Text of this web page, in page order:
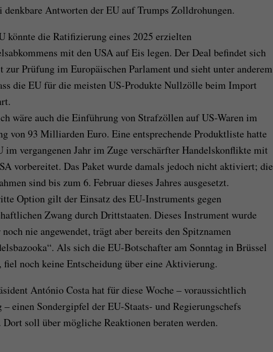
denkbare Antworten der EU auf Trumps Zolldrohungen.
könnte die Ratifizierung eines 2025 erzielten
mit den USA auf Eis legen. Der Deal befindet sich
zur Prüfung im Europäischen Parlament und sieht unter anderem
die EU für die meisten US-Produkte Nullzölle beim Import
wäre auch die Einführung von Strafzöllen auf US-Waren im
von 93 Milliarden Euro. Eine entsprechende Produktliste hatte
im vergangenen Jahr im Zuge verschärfter Handelskonflikte mit
vorbereitet. Das Paket wurde damals jedoch nicht aktiviert; die
sind bis zum 6. Februar dieses Jahres ausgesetzt.
Option gilt der Einsatz des EU-Instruments gegen
Zwang durch Drittstaaten. Dieses Instrument wurde
nie angewendet, trägt aber bereits den Spitznamen
Als sich die EU-Botschafter am Sonntag in Brüssel
fiel noch keine Entscheidung über eine Aktivierung.
António Costa hat für diese Woche – voraussichtlich
– einen Sondergipfel der EU-Staats- und Regierungschefs
Dort soll über mögliche Reaktionen beraten werden.